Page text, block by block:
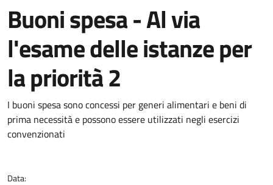
Buoni spesa - Al via
l'esame delle istanze per
la priorità 2
Dettagli della notizia
I buoni spesa sono concessi per generi alimentari e beni di
prima necessità e possono essere utilizzati negli esercizi
convenzionati
Data: